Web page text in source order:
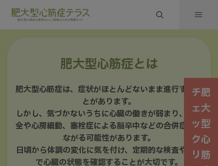
チ肥
ェ大
ッ型
ク心
リ筋
肥大型心筋症とは
肥大型心筋症は、症状がほとんどないまま進行するこ
とがあります。
しかし、気づかないうちに心臓の働きが弱まり、心不
全や心房細動、塞栓症による脳卒中などの合併症につ
ながる可能性があります。
日頃から体調の変化に気を付け、定期的な検査や受診
で心臓の状態を確認することが大切です。